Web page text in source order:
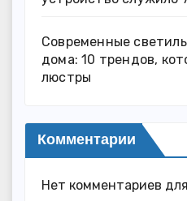
Современные
дома: 10 трендов,
люстры
Комментарии
Нет комментариев